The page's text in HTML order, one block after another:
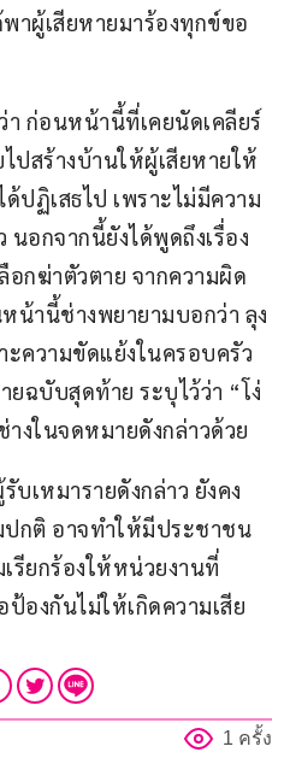
าผู้เสียหายมาร้องทุกข์ขอ
า ก่อนหน้านี้ที่เคยนัดเคลียร์
ปสร้างบ้านให้ผู้เสียหายให้
ปฏิเสธไป เพราะไม่มีความ
นอกจากนี้ยังได้พูดถึงเรื่อง
อกฆ่าตัวตาย จากความผิด
น้านี้ช่างพยายามบอกว่า ลุง
ะความขัดแย้งในครอบครัว
ฉบับสุดท้าย ระบุไว้ว่า “โง่
งในจดหมายดังกล่าวด้วย
บเหมารายดังกล่าว ยังคง
ปกติ อาจทำให้มีประชาชน
รียกร้องให้หน่วยงานที่
ป้องกันไม่ให้เกิดความเสีย
1 ครั้ง